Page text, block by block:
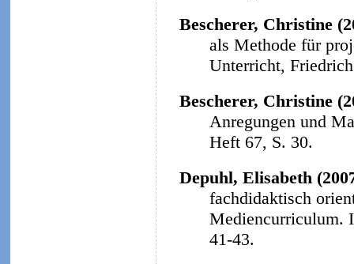
Bescherer, Christine
als Methode für
Unterricht,
Bescherer, Christine
Anregungen und
Heft 67, S. 30.
Depuhl, Elisabeth
fachdidaktisch
Mediencurriculum.
41-43.